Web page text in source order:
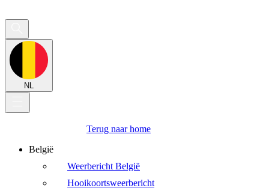
NL
Terug naar home
België
Weerbericht België
Hooikoortsweerbericht